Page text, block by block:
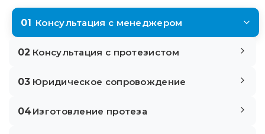
01 Консультация с менеджером
02 Консультация с протезистом
03 Юридическое сопровождение
04Изготовление протеза